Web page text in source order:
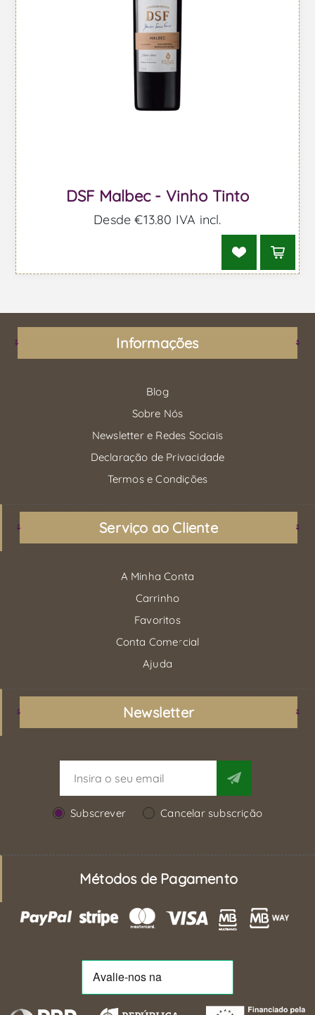
DSF Malbec - Vinho Tinto
Desde €13,80 IVA incl.
Informações
Blog
Sobre Nós
Newsletter e Redes Sociais
Declaração de Privacidade
Termos e Condições
Serviço ao Cliente
A Minha Conta
Carrinho
Favoritos
Conta Comercial
Ajuda
Newsletter
Subscrever Cancelar subscrição
Métodos de Pagamento